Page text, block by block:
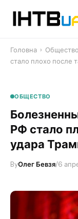
Головна › Общество
стало плохо после
ОБЩЕСТВО
РФ стало
удара
ByОлег Бевзя/6